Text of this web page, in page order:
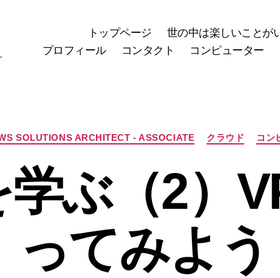
トップページ
世の中は楽しいことが
プロフィール
コンタクト コンピューター
カ
テ
リ
ー
SOLUTIONS ARCHITECT - ASSOCIATE クラウド コン
学ぶ（2）
ってみよう